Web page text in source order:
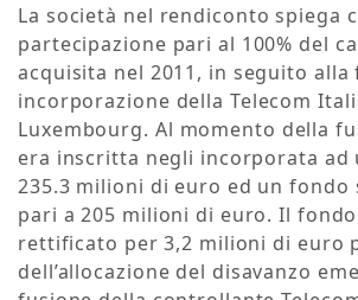
La società nel rendiconto spiega
partecipazione pari al 100% del
acquisita nel 2011, in seguito alla
incorporazione della Telecom
Luxembourg. Al momento della
era inscritta negli incorporata ad
235.3 milioni di euro ed un fondo
pari a 205 milioni di euro. Il
rettificato per 3,2 milioni di euro
dell’allocazione del disavanzo